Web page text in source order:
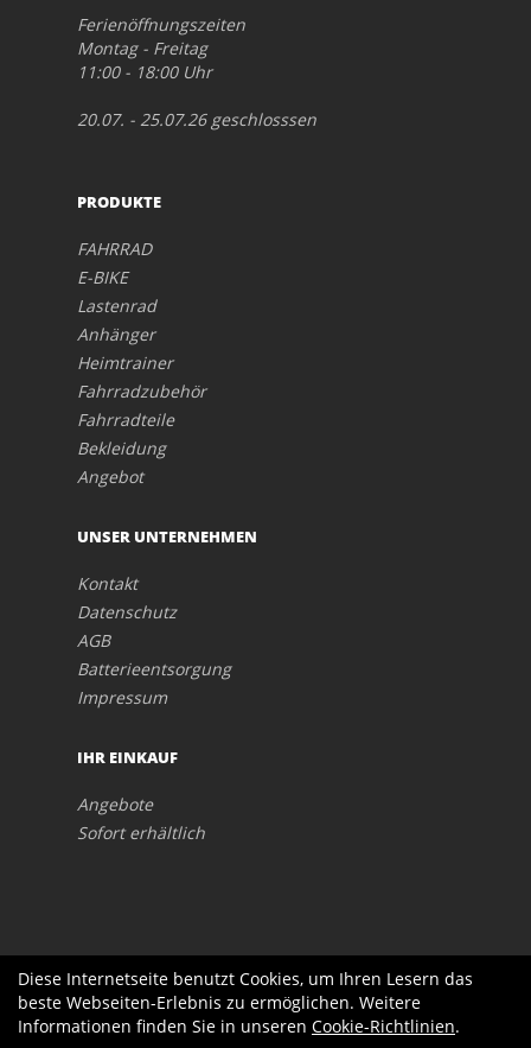
Ferienöffnungszeiten
Montag - Freitag
11:00 - 18:00 Uhr
20.07. - 25.07.26 geschlosssen
PRODUKTE
FAHRRAD
E-BIKE
Lastenrad
Anhänger
Heimtrainer
Fahrradzubehör
Fahrradteile
Bekleidung
Angebot
UNSER UNTERNEHMEN
Kontakt
Datenschutz
AGB
Batterieentsorgung
Impressum
IHR EINKAUF
Angebote
Sofort erhältlich
Diese Internetseite benutzt Cookies, um Ihren Lesern das
beste Webseiten-Erlebnis zu ermöglichen. Weitere
Informationen finden Sie in unseren Cookie-Richtlinien.